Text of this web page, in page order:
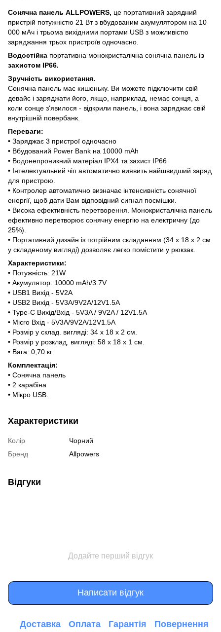
Сонячна панель ALLPOWERS, це портативний зарядний
пристрій потужністю 21 Вт з вбудованим акумулятором на 10
000 мАч і трьома вихідними портами USB з можливістю
заряджання трьох пристроїв одночасно.
Водостійка портативна монокристалічна сонячна панель із
захистом IP66.
Зручність використання.
Сонячна панель має кишеньку. Ви можете підключити свій
девайс і заряджати його, якщо, наприклад, немає сонця, а
коли сонце з'явилося - відкрили панель, і вона заряджає свій
внутрішній повербанк.
Переваги:
• Заряджає 3 пристрої одночасно
• Вбудований Power Bank на 10000 mAh
• Водонепроникний матеріал IPX4 та захист IP66
• Інтелектуальний чіп автоматично виявить найшвидший заряд
для пристрою.
• Контролер автоматично визначає інтенсивність сонячної
енергії, щоб дати Вам відповідний сигнал посмішки.
• Висока ефективність перетворення. Монокристалічна панель
ефективно перетворює сонячну енергію на електричну (до
25%).
• Портативний дизайн із потрійним складанням (34 x 18 x 2 см
у складеному вигляді) дозволяє легко помістити у рюкзак.
Характеристики:
• Потужність: 21W
• Акумулятор: 10000 mAh/3.7V
• USB1 Вихід - 5V2A
• USB2 Вихід - 5V3A/9V2A/12V1.5A
• Type-C Вихід/Вхід - 5V3A / 9V2A / 12V1.5A
• Micro Вхід - 5V3A/9V2A/12V1.5A
• Розмір у склад. вигляді: 34 x 18 x 2 см.
• Розмір у розклад. вигляді: 58 x 18 x 1 см.
• Вага: 0,70 кг.
Комплектація:
• Сонячна панель
• 2 карабіна
• Мікро USB.
Характеристики
Колір
Чорний
Бренд
Allpowers
Відгуки
Додайте перший відгук
Написати відгук
Доставка Оплата Гарантія Повернення